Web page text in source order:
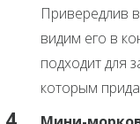
Привередлив
видим его в
подходит для
которым